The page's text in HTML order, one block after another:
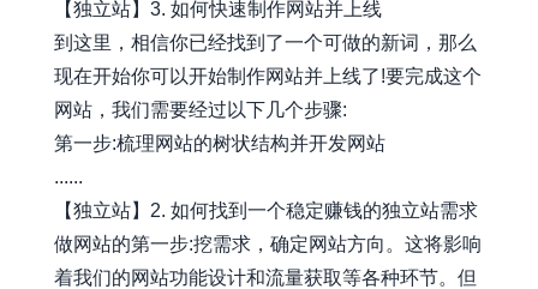
【独立站】3. 如何快速制作网站并上线
到这里，相信你已经找到了一个可做的新词，那么
现在开始你可以开始制作网站并上线了!要完成这个
网站，我们需要经过以下几个步骤:
第一步:梳理网站的树状结构并开发网站
......
【独立站】2. 如何找到一个稳定赚钱的独立站需求
做网站的第一步:挖需求，确定网站方向。这将影响
着我们的网站功能设计和流量获取等各种环节。但